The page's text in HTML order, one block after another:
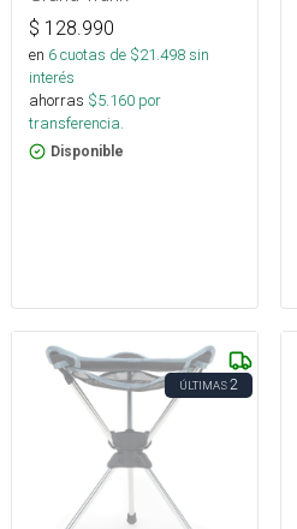
$ 128.990
en 6cuotas de $21.498sin
interés
ahorras $5.160 por
transferencia.
Disponible
ÚLTIMAS2